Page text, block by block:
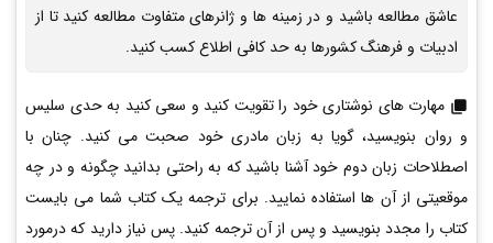
عاشق مطالعه باشید و در زمینه ها و ژانرهای متفاوت مطالعه کنید تا از
ادبیات و فرهنگ کشورها به حد کافی اطلاع کسب کنید.
مهارت های نوشتاری خود را تقویت کنید و سعی کنید به حدی سلیس
و روان بنویسید، گویا به زبان مادری خود صحبت می کنید. چنان با
اصطلاحات زبان دوم خود آشنا باشید که به راحتی بدانید چگونه و در چه
موقعیتی از آن ها استفاده نمایید. برای ترجمه یک کتاب شما می بایست
کتاب را مجدد بنویسید و پس از آن ترجمه کنید. پس نیاز دارید که درمورد